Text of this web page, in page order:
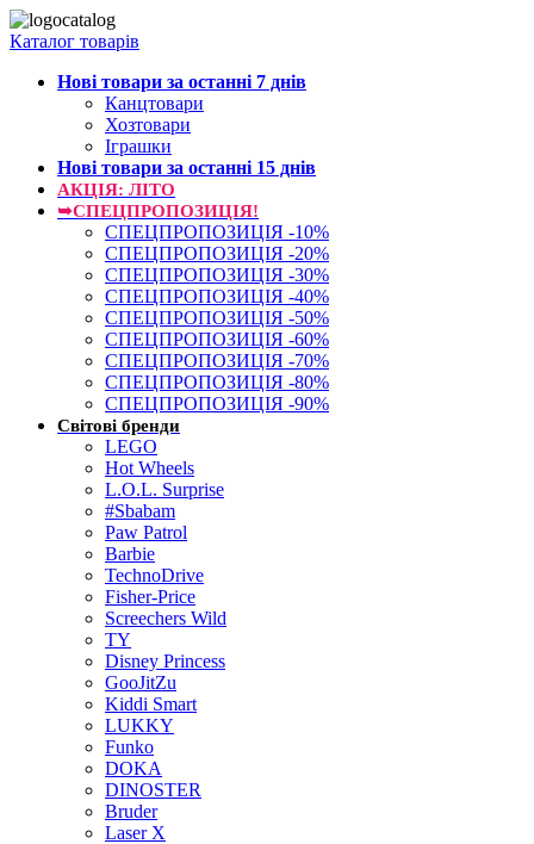
Каталог товарів
Нові товари за останнi 7 днiв
Канцтовари
Хозтовари
Іграшки
Нові товари за останнi 15 днiв
АКЦІЯ: ЛІТО
➥СПЕЦПРОПОЗИЦІЯ!
СПЕЦПРОПОЗИЦІЯ -10%
СПЕЦПРОПОЗИЦІЯ -20%
СПЕЦПРОПОЗИЦІЯ -30%
СПЕЦПРОПОЗИЦІЯ -40%
СПЕЦПРОПОЗИЦІЯ -50%
СПЕЦПРОПОЗИЦІЯ -60%
СПЕЦПРОПОЗИЦІЯ -70%
СПЕЦПРОПОЗИЦІЯ -80%
СПЕЦПРОПОЗИЦІЯ -90%
Світові бренди
LEGO
Hot Wheels
L.O.L. Surprise
#Sbabam
Paw Patrol
Barbie
TechnoDrive
Fisher-Price
Screechers Wild
TY
Disney Princess
GooJitZu
Kiddi Smart
LUKKY
Funko
DOKA
DINOSTER
Bruder
Laser X